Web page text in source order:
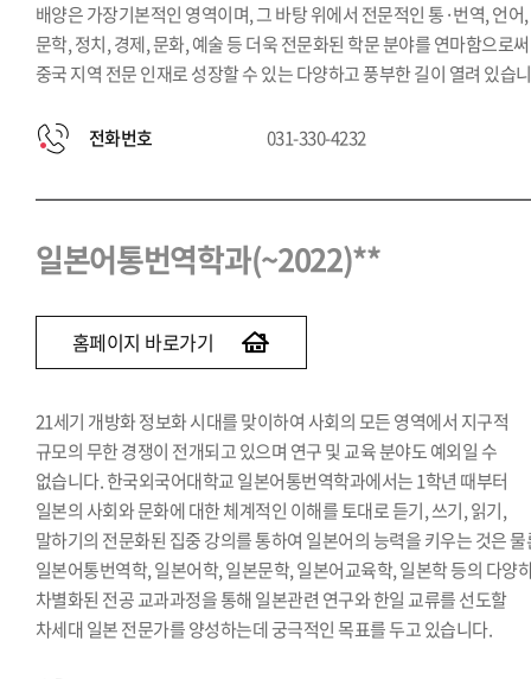
배양은 가장기본적인 영역이며, 그 바탕 위에서 전문적인 통·번역, 언어,
문학, 정치, 경제, 문화, 예술 등 더욱 전문화된 학문 분야를 연마함으로써
중국 지역 전문 인재로 성장할 수 있는 다양하고 풍부한 길이 열려 있습
전화번호 031-330-4232
일본어통번역학과(~2022)**
홈페이지 바로가기
21세기 개방화 정보화 시대를 맞이하여 사회의 모든 영역에서 지구적
규모의 무한 경쟁이 전개되고 있으며 연구 및 교육 분야도 예외일 수
없습니다. 한국외국어대학교 일본어통번역학과에서는 1학년 때부터
일본의 사회와 문화에 대한 체계적인 이해를 토대로 듣기, 쓰기, 읽기,
말하기의 전문화된 집중 강의를 통하여 일본어의 능력을 키우는 것은
일본어통번역학, 일본어학, 일본문학, 일본어교육학, 일본학 등의 다양
차별화된 전공 교과과정을 통해 일본관련 연구와 한일 교류를 선도할
차세대 일본 전문가를 양성하는데 궁극적인 목표를 두고 있습니다.